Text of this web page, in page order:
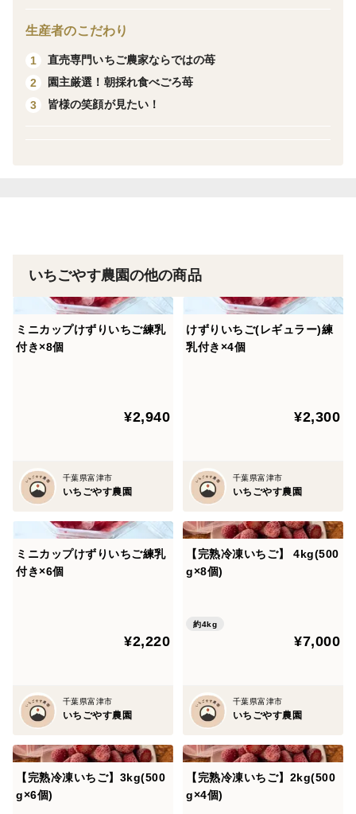
・砂糖、レモン汁と煮詰めてジャムやソースに。
ターナイト、チーバベリー、とちおとめ、ベリーポップ
はるひ、かおり野、あまおとめ、やよいひめ)のミック
スまたは1品種です。品種などはお選びいただけませ
ん。
・食べやすい小粒〜中粒入り
※熨斗対応可(名入れ不可)
例→御中元
生産者のこだわり
1
直売専門いちご農家ならではの苺
2
園主厳選！朝採れ食べごろ苺
3
皆様の笑顔が見たい！
いちごやす農園の他の商品
ミニカップけずりいちご練乳
付き×8個
¥2,940
千葉県富津市
いちごやす農園
けずりいちご(レギュラー)練
乳付き×4個
¥2,300
千葉県富津市
いちごやす農園
ミニカップけずりいちご練乳
付き×6個
¥2,220
千葉県富津市
いちごやす農園
【完熟冷凍いちご】 4kg(500
g×8個)
約4kg
¥7,000
千葉県富津市
いちごやす農園
【完熟冷凍いちご】3kg(500
g×6個)
【完熟冷凍いちご】2kg(500
g×4個)